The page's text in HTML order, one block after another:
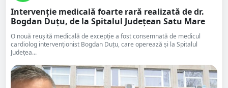
Intervenție medicală foarte rară realizată de dr.
Bogdan Duțu, de la Spitalul Județean Satu Mare
O nouă reușită medicală de excepție a fost consemnată de medicul
cardiolog intervenționist Bogdan Duțu, care operează și la Spitalul
Județea...